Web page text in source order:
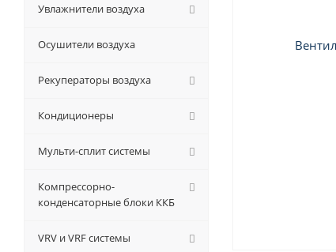
Увлажнители воздуха
Осушители воздуха
Рекуператоры воздуха
Кондиционеры
Мульти-сплит системы
Компрессорно-
конденсаторные блоки ККБ
VRV и VRF системы